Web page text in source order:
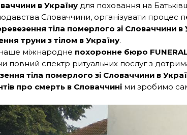
в Україну для поховання на
Словаччини, організувати процес
тіла померлого зі Словаччини в
труни з тілом в Україну.
міжнародне похоронне бюро
повний спектр ритуальних послуг з
тіла померлого зі Словаччини в
про смерть в Словаччині ми зробимо